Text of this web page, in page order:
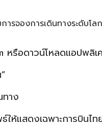
รจองการเดินทางระดับโล
หรือดาวน์โหลดแอปพลิเ
ทาง
ให้แสดงเฉพาะการบินไท